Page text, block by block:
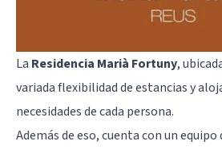
La Residencia Marià Fortuny,
variada flexibilidad de estancias y
necesidades de cada persona.
Además de eso, cuenta con un